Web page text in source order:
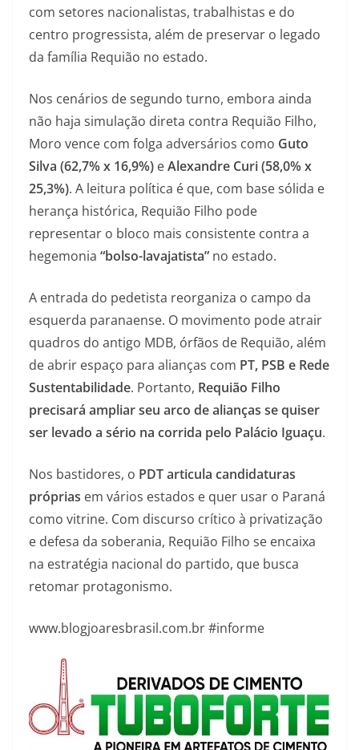
com setores nacionalistas, trabalhistas e do
centro progressista, além de preservar o legado
da família Requião no estado.
Nos cenários de segundo turno, embora ainda
não haja simulação direta contra Requião Filho,
Moro vence com folga adversários como Guto
Silva (62,7% x 16,9%) eAlexandre Curi (58,0% x
25,3%). A leitura política é que, com base sólida e
herança histórica, Requião Filho pode
representar o bloco mais consistente contra a
hegemonia “bolso-lavajatista” no estado.
A entrada do pedetista reorganiza o campo da
esquerda paranaense. O movimento pode atrair
quadros do antigo MDB, órfãos de Requião, além
de abrir espaço para alianças com PT, PSB e Rede
Sustentabilidade. Portanto, Requião Filho
precisará ampliar seu arco de alianças se quiser
ser levado a sério na corrida pelo Palácio Iguaçu.
Nos bastidores, o PDT articula candidaturas
próprias em vários estados e quer usar o Paraná
como vitrine. Com discurso crítico à privatização
e defesa da soberania, Requião Filho se encaixa
na estratégia nacional do partido, que busca
retomar protagonismo.
www.blogjoaresbrasil.com.br #informe